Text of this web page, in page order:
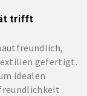
trifft
gefertigt.
idealen